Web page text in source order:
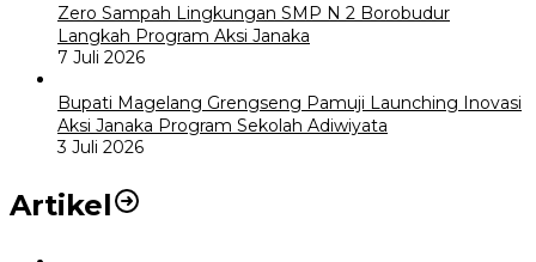
Zero Sampah Lingkungan SMP N 2 Borobudur
Langkah Program Aksi Janaka
7 Juli 2026
Bupati Magelang Grengseng Pamuji Launching Inovasi
Aksi Janaka Program Sekolah Adiwiyata
3 Juli 2026
Artikel